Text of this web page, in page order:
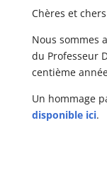
Chères et
Nous sommes
du Professeur
centième
Un hommage
disponible ici.